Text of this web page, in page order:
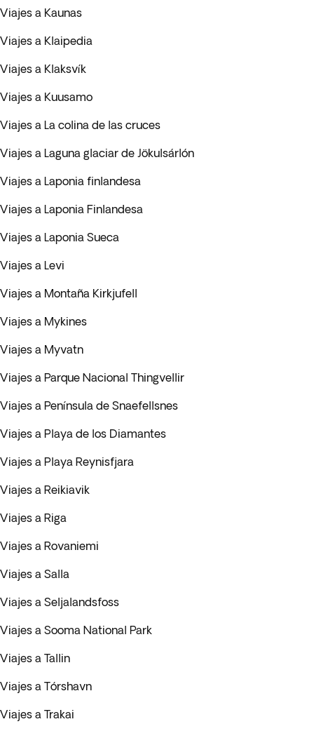
Viajes a Kaunas
Viajes a Klaipedia
Viajes a Klaksvík
Viajes a Kuusamo
Viajes a La colina de las cruces
Viajes a Laguna glaciar de Jökulsárlón
Viajes a Laponia finlandesa
Viajes a Laponia Finlandesa
Viajes a Laponia Sueca
Viajes a Levi
Viajes a Montaña Kirkjufell
Viajes a Mykines
Viajes a Myvatn
Viajes a Parque Nacional Thingvellir
Viajes a Península de Snaefellsnes
Viajes a Playa de los Diamantes
Viajes a Playa Reynisfjara
Viajes a Reikiavik
Viajes a Riga
Viajes a Rovaniemi
Viajes a Salla
Viajes a Seljalandsfoss
Viajes a Sooma National Park
Viajes a Tallin
Viajes a Tórshavn
Viajes a Trakai